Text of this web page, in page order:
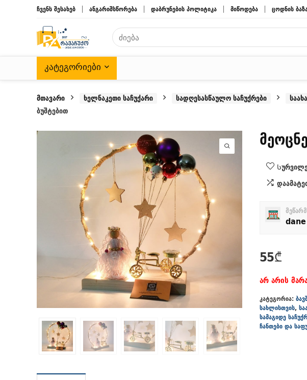
ჩვენს შესახებ ანგარიშსწორება დაბრუნების პოლიტიკა მიწოდება ცოდნის
ᲙᲐᲢᲔᲒᲝᲠᲘᲔᲑᲘ
მთავარი ხელნაკეთი საჩუქარი სადღესასწაულო საჩუქრები
ბუშტებით
dane
55₾
არ არის
კატეგორია:
სახლისთვის,
სამაგიდე
ჩანთები და